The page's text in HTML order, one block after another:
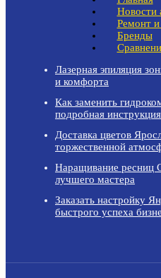
Новости
Ремонт
Бренды
Лазерная эпиляция
и комфорта
Как заменить
подробная
Доставка цветов
торжественной
Наращивание ресниц
лучшего мастера
Заказать настройку
быстрого успеха